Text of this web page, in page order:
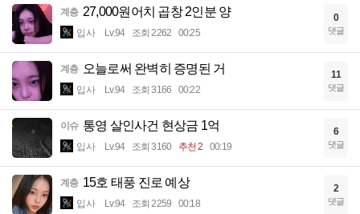
계층 27,000원어치 곱창 2인분 양
입사 Lv.94 조회 2262 00:25
0
댓글
계층 오늘로써 완벽히 증명된 거
입사 Lv.94 조회 3166 00:22
11
댓글
이슈 통영 살인사건 현상금 1억
입사 Lv.94 조회 3160 추천 2 00:19
6
댓글
계층 15호 태풍 진로 예상
입사 Lv.94 조회 2259 00:18
2
댓글